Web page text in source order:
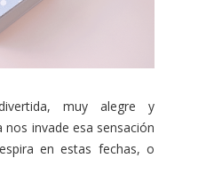
muy alegre y
nos invade esa sensación
en estas fechas, o